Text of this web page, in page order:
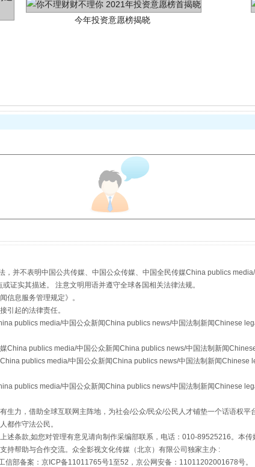
魏明亮严重违纪违法案透视
生物安全法正式实施
"炒鞋教程"里的骗局
，并不表明中国公共传媒、中国公众传媒、中国全民传媒China publics
证实其描述。 注意文明用语并遵守全球各国相关法律法规。
信息服务管理规定》。
引起的法律责任。
publics media/中国公众新闻China publics news/中国法制新闻Chinese
China publics media/中国公众新闻China publics news/中国法制新闻
publics media/中国公众新闻China publics news/中国法制新闻Chinese
publics media/中国公众新闻China publics news/中国法制新闻Chinese
生力，借助全球互联网主阵地，为社会/公众/民众/公民人才铺垫一个话语权平
都作守法公民。
述条款,如您对管理有意见请向制作采编部联系，电话：010-89525216。本
持帮助与合作交流。众全影视文化传媒（北京）有限公司独家主办 :
信部备案：京ICP备11011765号1至52，京公网安备：11011202001678号。